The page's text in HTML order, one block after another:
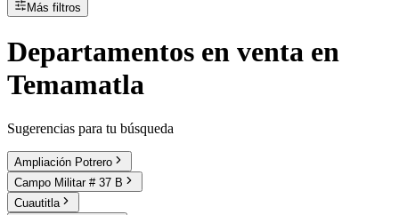
Más filtros
Departamentos en venta en
Temamatla
Sugerencias para tu búsqueda
Ampliación Potrero
Campo Militar # 37 B
Cuautitla